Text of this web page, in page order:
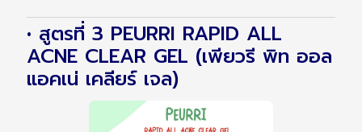
• สูตรที่ 3 PEURRI RAPID ALL
ACNE CLEAR GEL (เพียวรี พิท ออล
แอคเน่ เคลียร์ เจล)